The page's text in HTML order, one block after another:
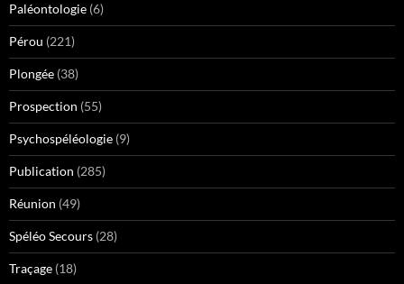
Paléontologie (6)
Pérou (221)
Plongée (38)
Prospection (55)
Psychospéléologie (9)
Publication (285)
Réunion (49)
Spéléo Secours (28)
Traçage (18)